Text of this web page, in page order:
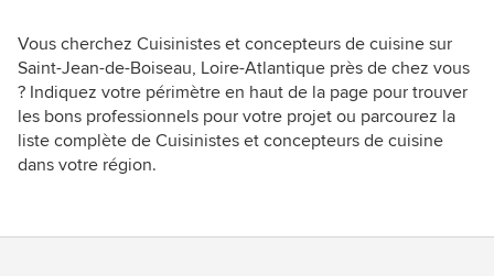
Vous cherchez Cuisinistes et concepteurs de cuisine sur
Saint-Jean-de-Boiseau, Loire-Atlantique près de chez vous
? Indiquez votre périmètre en haut de la page pour trouver
les bons professionnels pour votre projet ou parcourez la
liste complète de Cuisinistes et concepteurs de cuisine
dans votre région.